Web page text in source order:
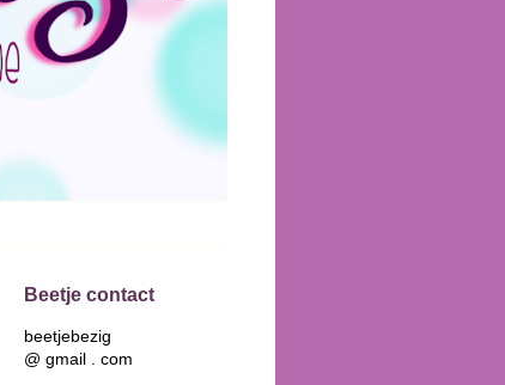
Beetje contact
beetjebezig
@ gmail . com